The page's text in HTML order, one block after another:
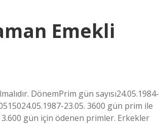
Emekli
DönemPrim gün sayısı24.05.1984-
23.05. 3600 gün prim ile
gün için ödenen primler. Erkekler